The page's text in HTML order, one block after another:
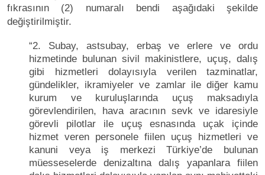
fıkrasının (2) numaralı bendi aşağıdaki şekilde
değiştirilmiştir.
“2. Subay, astsubay, erbaş ve erlere ve ordu
hizmetinde bulunan sivil makinistlere, uçuş, dalış
gibi hizmetleri dolayısıyla verilen tazminatlar,
gündelikler, ikramiyeler ve zamlar ile diğer kamu
kurum ve kuruluşlarında uçuş maksadıyla
görevlendirilen, hava aracının sevk ve idaresiyle
görevli pilotlar ile uçuş esnasında uçak içinde
hizmet veren personele fiilen uçuş hizmetleri ve
kanuni veya iş merkezi Türkiye’de bulunan
müesseselerde denizaltına dalış yapanlara fiilen